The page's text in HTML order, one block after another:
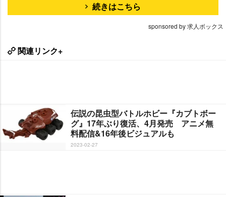
続きはこちら
sponsored by 求人ボックス
関連リンク+
伝説の昆虫型バトルホビー『カブトボー
グ』17年ぶり復活、4月発売 アニメ無
料配信&16年後ビジュアルも
2023-02-27